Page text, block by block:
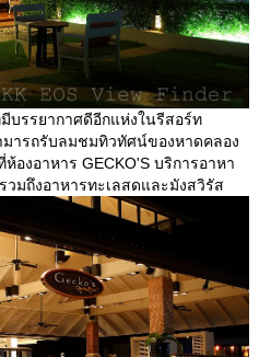
บรรยากาศดีอีกแห่งในรีสอร์ท
มารถรับลมชมทิวทัศน์ของหาดคลอง
งอาหาร GECKO'S บริการอาหา
มถึงอาหารทะเลสดและมังสวิรัส